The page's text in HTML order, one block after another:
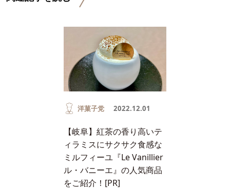
洋菓子党 2022.12.01
【岐阜】紅茶の香り高いテ
ィラミスにサクサク食感な
ミルフィーユ『Le Vanillier
ル・バニーエ』の人気商品
をご紹介！[PR]